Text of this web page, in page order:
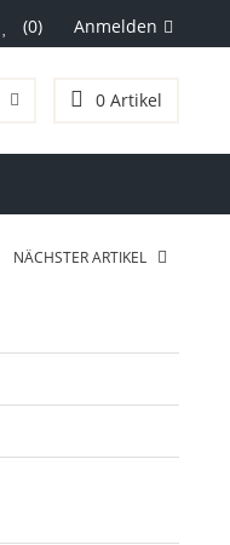
(0) Anmelden
0Artikel
NÄCHSTER ARTIKEL